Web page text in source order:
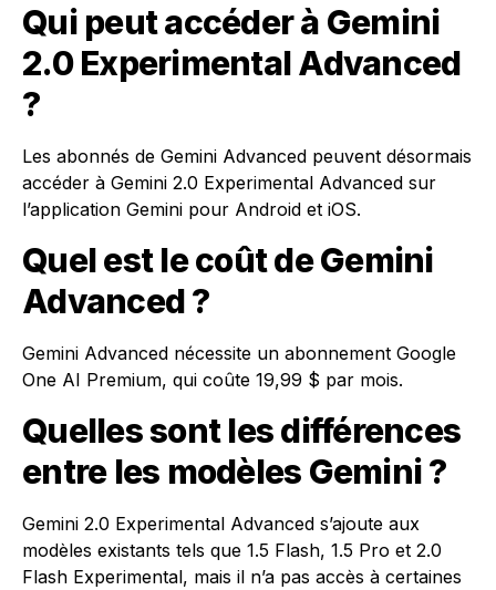
Qui peut accéder à Gemini
2.0 Experimental Advanced
?
Les abonnés de Gemini Advanced peuvent désormais
accéder à Gemini 2.0 Experimental Advanced sur
l’application Gemini pour Android et iOS.
Quel est le coût de Gemini
Advanced ?
Gemini Advanced nécessite un abonnement Google
One AI Premium, qui coûte 19,99 $ par mois.
Quelles sont les différences
entre les modèles Gemini ?
Gemini 2.0 Experimental Advanced s’ajoute aux
modèles existants tels que 1.5 Flash, 1.5 Pro et 2.0
Flash Experimental, mais il n’a pas accès à certaines